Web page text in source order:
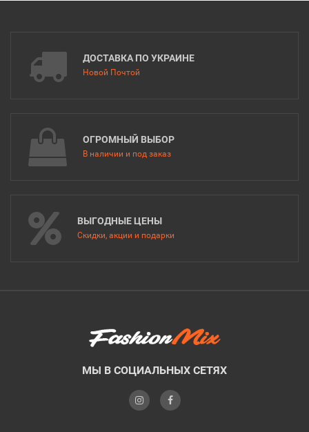
ДОСТАВКА ПО УКРАИНЕ
Новой Почтой
ОГРОМНЫЙ ВЫБОР
В наличии и под заказ
ВЫГОДНЫЕ ЦЕНЫ
Скидки, акции и подарки
МЫ В СОЦИАЛЬНЫХ СЕТЯХ